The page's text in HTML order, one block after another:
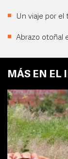
Un viaje por
Abrazo otoñal
MÁS EN EL